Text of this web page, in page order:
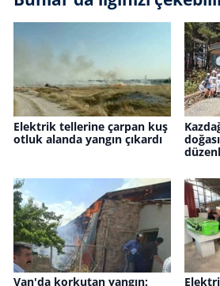
Elektrik tellerine çarpan kuş
otluk alanda yangın çıkardı
Van'da korkutan yangın: